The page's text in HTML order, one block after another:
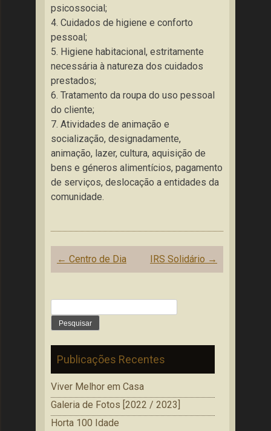
psicossocial;
4. Cuidados de higiene e conforto
pessoal;
5. Higiene habitacional, estritamente
necessária à natureza dos cuidados
prestados;
6. Tratamento da roupa do uso pessoal
do cliente;
7. Atividades de animação e
socialização, designadamente,
animação, lazer, cultura, aquisição de
bens e géneros alimentícios, pagamento
de serviços, deslocação a entidades da
comunidade.
Post
navigation
← Centro de Dia IRS Solidário →
por:
Publicações Recentes
Viver Melhor em Casa
Galeria de Fotos [2022 / 2023]
Horta 100 Idade